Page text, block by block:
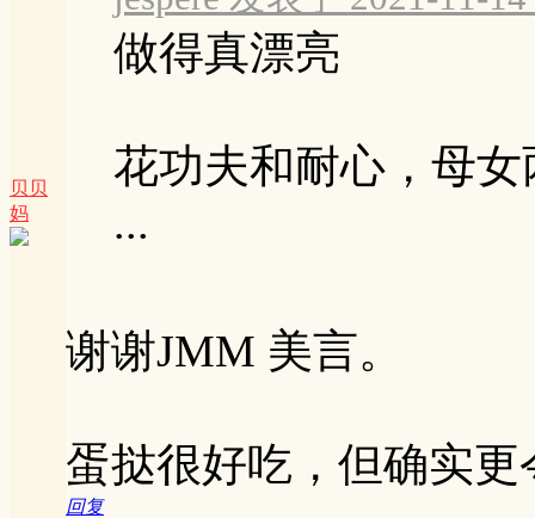
贝贝
妈
做得真漂亮
花功夫和耐心，母
...
谢谢JMM 美言。
蛋挞很好吃，但确实
回复